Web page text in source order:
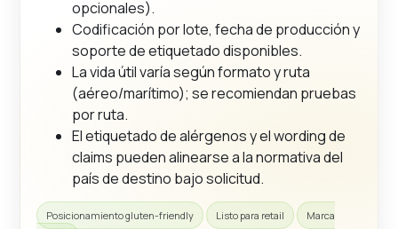
opcionales).
Codificación por lote, fecha de producción y
soporte de etiquetado disponibles.
La vida útil varía según formato y ruta
(aéreo/marítimo); se recomiendan pruebas
por ruta.
El etiquetado de alérgenos y el wording de
claims pueden alinearse a la normativa del
país de destino bajo solicitud.
Posicionamiento gluten-friendly Listo para retail
Marca